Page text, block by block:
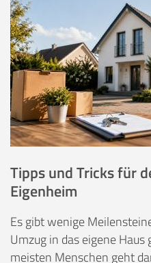
Tipps und Tricks für
Eigenheim
Es gibt wenige
Umzug in das eigene
meisten Menschen geht